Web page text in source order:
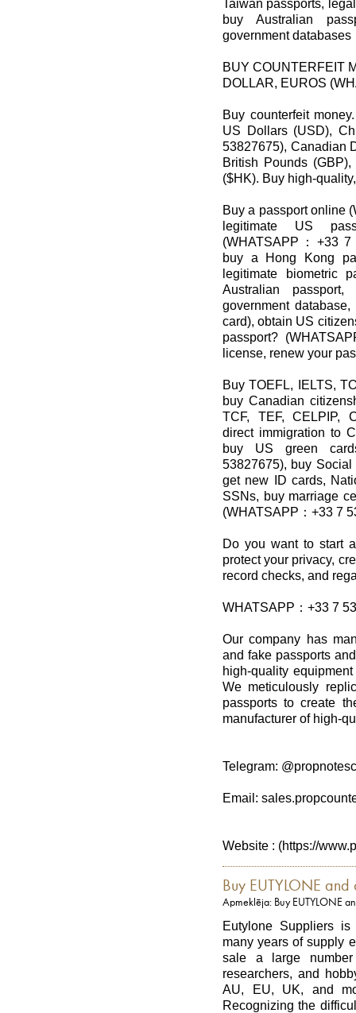
Taiwan passports,
buy Australian
government databases
BUY COUNTERFEIT
DOLLAR, EUROS
Buy counterfeit
US Dollars (USD),
53827675), Canadian
British Pounds
($HK). Buy high-
Buy a passport online
legitimate US
(WHATSAPP：+33
buy a Hong Kong
legitimate biometric
Australian
government
card), obtain US
passport?
license, renew your
Buy TOEFL, IELTS,
buy Canadian
TCF, TEF, CELPIP,
direct immigration to
buy US green
53827675), buy
get new ID cards,
SSNs, buy marriage
(WHATSAPP：+33 7
Do you want to start
protect your privacy,
record checks, and
WHATSAPP：+33 7
Our company has
and fake passports
high-quality
We meticulously
passports to create
manufacturer of high-
Telegram:
Email:
Website : (https://
Buy EUTYLONE
Apmeklēja: Buy EUTYLONE
Eutylone Suppliers
many years of supply
sale a large number
researchers, and
AU, EU, UK, and
Recognizing the